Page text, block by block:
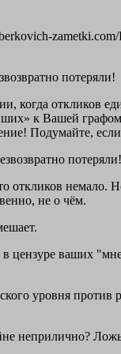
потеряли!
когда откликов
к Вашей
Подумайте,
потеряли!
немало.
не о чём.
цензуре ваших
уровня
неприлично?